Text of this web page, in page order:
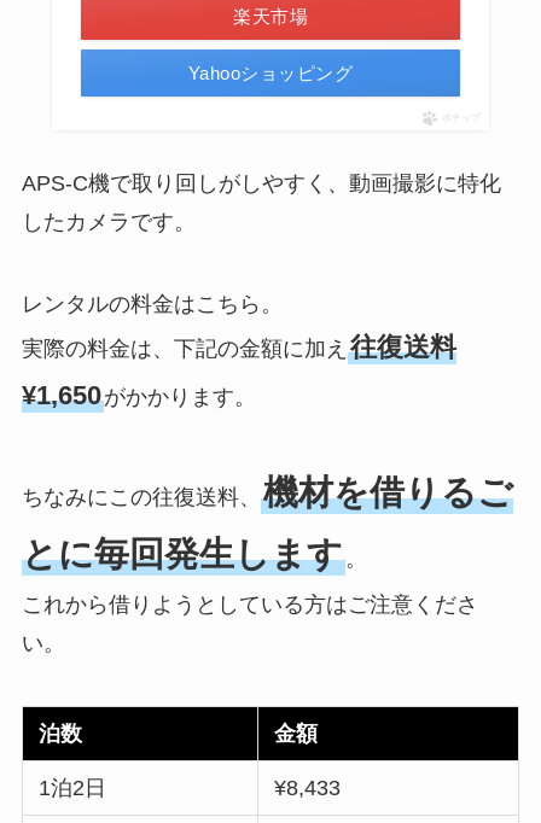
楽天市場
Yahooショッピング
ポチップ
APS-C機で取り回しがしやすく、動画撮影に特化
したカメラです。
レンタルの料金はこちら。
実際の料金は、下記の金額に加え 往復送料
¥1,650がかかります。
ちなみにこの往復送料、 機材を借りるご
とに毎回発生します。
これから借りようとしている方はご注意くださ
い。
泊数 金額
1泊2日 ¥8,433